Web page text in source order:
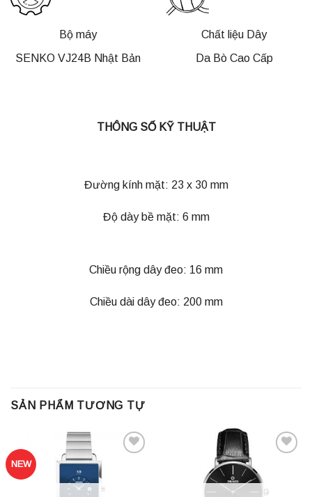
Bộ máy
SENKO VJ24B Nhật Bản
Chất liệu Dây
Da Bò Cao Cấp
THÔNG SỐ KỸ THUẬT
Đường kính mặt: 23 x 30 mm
Độ dày bề mặt: 6 mm
Chiều rộng dây đeo: 16 mm
Chiều dài dây đeo: 200 mm
SẢN PHẨM TƯƠNG TỰ
NEW